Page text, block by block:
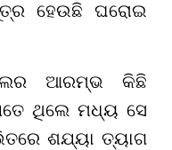
ହେଉଛି ଘରୋଇ
ଆରମ୍ଭ କିଛି
ଥିଲେ ମଧ୍ୟ ସେ
ଶଯ୍ୟା ତ୍ୟାଗ